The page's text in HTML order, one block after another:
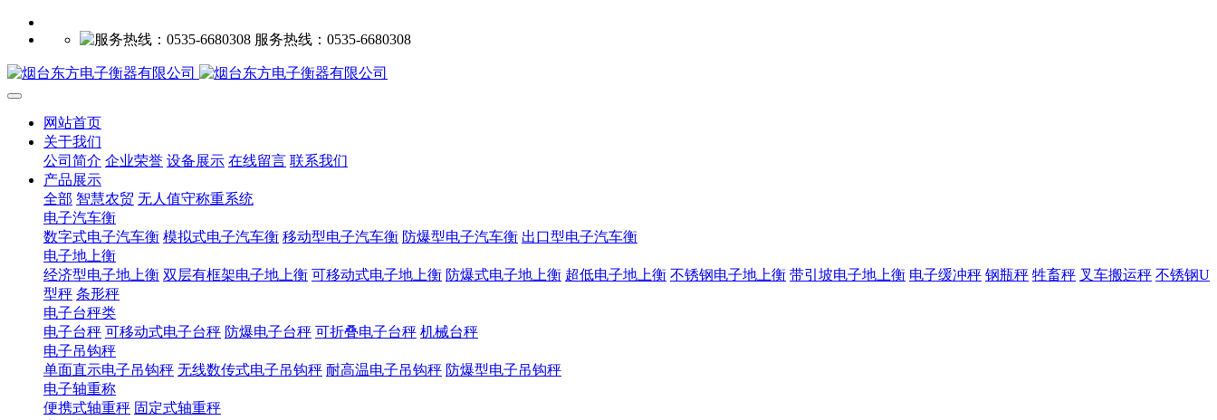
服务热线：0535-6680308
网站首页
关于我们
公司简介 企业荣誉 设备展示 在线留言 联系我们
产品展示
全部 智慧农贸 无人值守称重系统
电子汽车衡
数字式电子汽车衡 模拟式电子汽车衡 移动型电子汽车衡 防爆型电子汽车衡 出口型电子汽车衡
电子地上衡
经济型电子地上衡 双层有框架电子地上衡 可移动式电子地上衡 防爆式电子地上衡 超低电子地上衡 不锈钢电子地上衡 带引坡电子地上衡 电子缓冲秤 钢瓶秤 牲畜秤 叉车搬运秤 不锈钢U
型秤 条形秤
电子台秤类
电子台秤 可移动式电子台秤 防爆电子台秤 可折叠电子台秤 机械台秤
电子吊钩秤
单面直示电子吊钩秤 无线数传式电子吊钩秤 耐高温电子吊钩秤 防爆型电子吊钩秤
电子轴重称
便携式轴重秤 固定式轴重秤